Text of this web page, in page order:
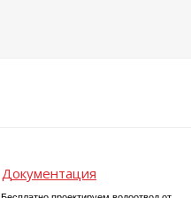
Документация